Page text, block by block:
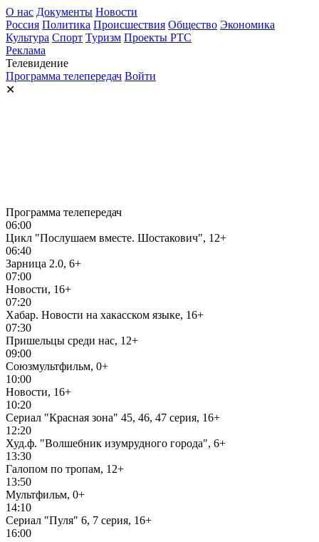
О нас Документы Новости
Россия Политика Происшествия Общество Экономика
Культура Спорт Туризм Проекты РТС
Реклама
Телевидение
Программа телепередач Войти
✕
Программа телепередач
06:00
Цикл "Послушаем вместе. Шостакович", 12+
06:40
Зарница 2.0, 6+
07:00
Новости, 16+
07:20
Хабар. Новости на хакасском языке, 16+
07:30
Пришельцы среди нас, 12+
09:00
Союзмультфильм, 0+
10:00
Новости, 16+
10:20
Сериал "Красная зона" 45, 46, 47 серия, 16+
12:20
Худ.ф. "Волшебник изумрудного города", 6+
13:30
Галопом по тропам, 12+
13:50
Мультфильм, 0+
14:10
Сериал "Пуля" 6, 7 серия, 16+
16:00